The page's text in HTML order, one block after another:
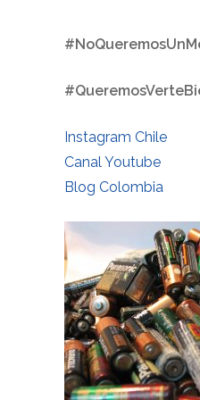
Instagram Chile
Canal Youtube
Blog Colombia